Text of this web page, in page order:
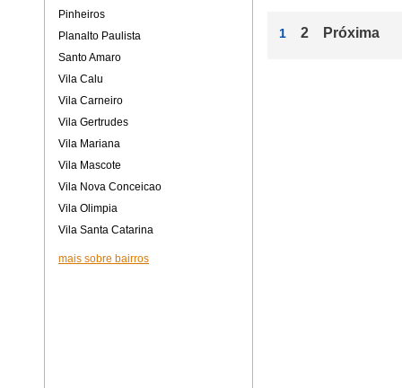
Pinheiros
Planalto Paulista
Santo Amaro
Vila Calu
Vila Carneiro
Vila Gertrudes
Vila Mariana
Vila Mascote
Vila Nova Conceicao
Vila Olimpia
Vila Santa Catarina
mais sobre bairros
1 2 Próxima